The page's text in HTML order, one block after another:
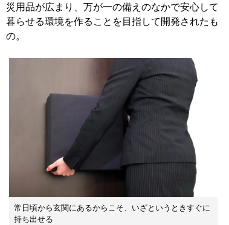
災用品が広まり、万が一の備えのなかで安心して
暮らせる環境を作ることを目指して開発されたも
の。
常日頃から玄関にあるからこそ、いざというときすぐに
持ち出せる